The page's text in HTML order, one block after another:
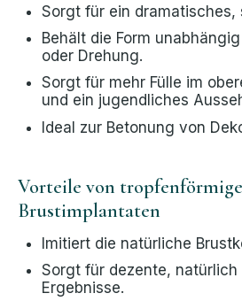
Sorgt für ein dramatisches,
Behält die Form
oder Drehung.
Sorgt für mehr Fülle im
und ein jugendliches
Ideal zur Betonung von
Vorteile von
Brustimplantaten
Imitiert die natürliche
Sorgt für dezente, natürlich
Ergebnisse.